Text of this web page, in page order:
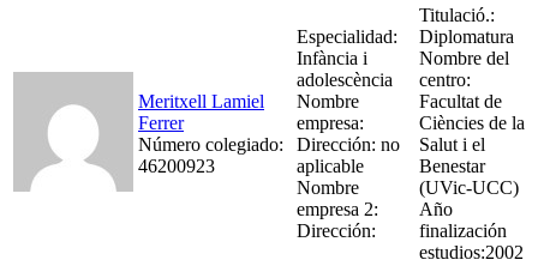
Meritxell Lamiel
Ferrer
Número colegiado:
46200923
Especialidad:
Infància i
adolescència
Nombre
empresa:
Dirección: no
aplicable
Nombre
empresa 2:
Dirección:
Titulació.:
Diplomatura
Nombre del
centro:
Facultat de
Ciències de la
Salut i el
Benestar
(UVic-UCC)
Año
finalización
estudios:2002